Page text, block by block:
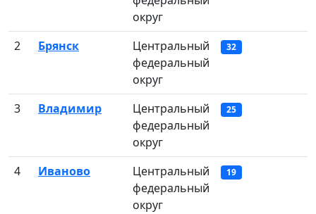
округ
2 Брянск
Центральный
федеральный
округ
32
3 Владимир
Центральный
федеральный
округ
25
4 Иваново
Центральный
федеральный
округ
19